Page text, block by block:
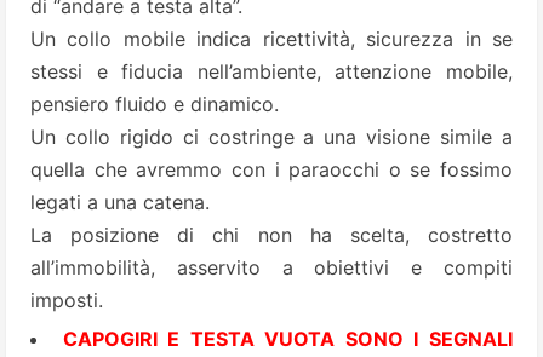
di “andare a testa alta”.
Un collo mobile indica ricettività, sicurezza in se
stessi e fiducia nell’ambiente, attenzione mobile,
pensiero fluido e dinamico.
Un collo rigido ci costringe a una visione simile a
quella che avremmo con i paraocchi o se fossimo
legati a una catena.
La posizione di chi non ha scelta, costretto
all’immobilità, asservito a obiettivi e compiti
imposti.
CAPOGIRI E TESTA VUOTA SONO I SEGNALI